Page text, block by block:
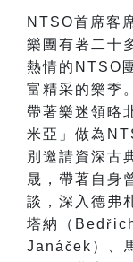
NTSO首席客
樂團有著二十
熱情的NTSO
富精采的樂季
帶著樂迷領略
米亞」做為
別邀請資深古
晟，帶著自身
談，深入德弗
塔納（Bed ř
Janáček ）、